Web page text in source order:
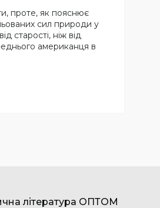
проте, як пояснює
сил природи у
старості, ніж від
американця в
література ОПТОМ